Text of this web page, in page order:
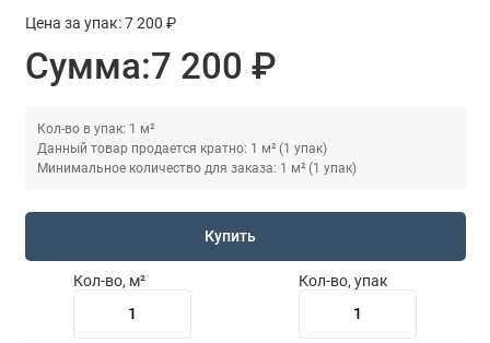
Цена за упак: 7 200 ₽
Сумма:7 200 ₽
Кол-во в упак: 1 м²
Данный товар продается кратно: 1 м² (1 упак)
Минимальное количество для заказа: 1 м² (1 упак)
Купить
Кол-во, м² Кол-во, упак